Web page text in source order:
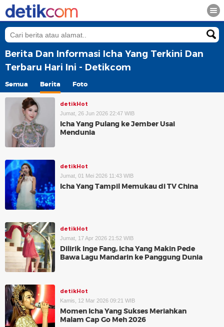
Berita Dan Informasi Icha Yang Terkini Dan
Terbaru Hari Ini - Detikcom
Semua Berita Foto
detikHot
Jumat, 26 Jun 2026 22:47 WIB
Icha Yang Pulang ke Jember Usai
Mendunia
detikHot
Jumat, 01 Mei 2026 11:43 WIB
Icha Yang Tampil Memukau di TV China
detikHot
Jumat, 17 Apr 2026 21:52 WIB
Dilirik Inge Fang, Icha Yang Makin Pede
Bawa Lagu Mandarin ke Panggung Dunia
detikHot
Kamis, 12 Mar 2026 09:21 WIB
Momen Icha Yang Sukses Meriahkan
Malam Cap Go Meh 2026